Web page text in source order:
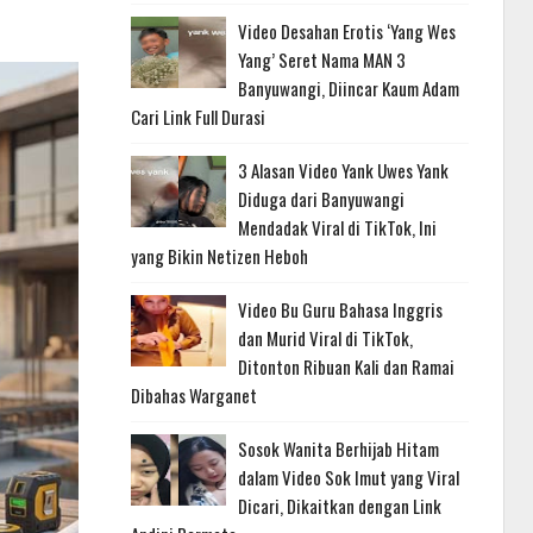
Video Desahan Erotis ‘Yang Wes
Yang’ Seret Nama MAN 3
Banyuwangi, Diincar Kaum Adam
Cari Link Full Durasi
3 Alasan Video Yank Uwes Yank
Diduga dari Banyuwangi
Mendadak Viral di TikTok, Ini
yang Bikin Netizen Heboh
Video Bu Guru Bahasa Inggris
dan Murid Viral di TikTok,
Ditonton Ribuan Kali dan Ramai
Dibahas Warganet
Sosok Wanita Berhijab Hitam
dalam Video Sok Imut yang Viral
Dicari, Dikaitkan dengan Link